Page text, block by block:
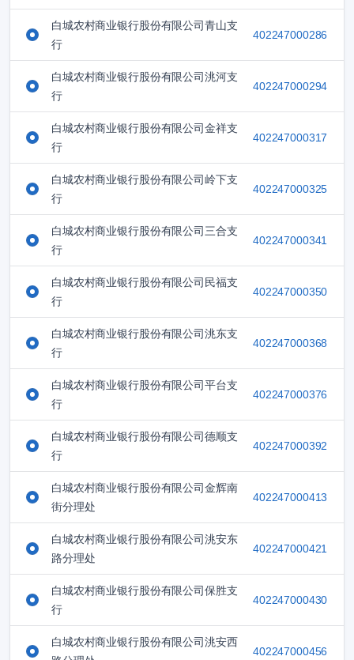
白城农村商业银行股份有限公司青山支
行
402247000286
白城农村商业银行股份有限公司洮河支
行
402247000294
白城农村商业银行股份有限公司金祥支
行
402247000317
白城农村商业银行股份有限公司岭下支
行
402247000325
白城农村商业银行股份有限公司三合支
行
402247000341
白城农村商业银行股份有限公司民福支
行
402247000350
白城农村商业银行股份有限公司洮东支
行
402247000368
白城农村商业银行股份有限公司平台支
行
402247000376
白城农村商业银行股份有限公司德顺支
行
402247000392
白城农村商业银行股份有限公司金辉南
街分理处
402247000413
白城农村商业银行股份有限公司洮安东
路分理处
402247000421
白城农村商业银行股份有限公司保胜支
行
402247000430
白城农村商业银行股份有限公司洮安西
402247000456